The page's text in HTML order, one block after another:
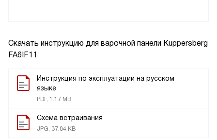
Скачать инструкцию для варочной панели Kuppersberg
FA6IF11
Инструкция по эксплуатации на русском
языке
PDF, 1.17 MB
Схема встраивания
JPG, 37.84 KB